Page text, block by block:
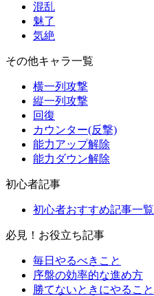
混乱
魅了
気絶
その他キャラ一覧
横一列攻撃
縦一列攻撃
回復
カウンター(反撃)
能力アップ解除
能力ダウン解除
初心者記事
初心者おすすめ記事一覧
必見！お役立ち記事
毎日やるべきこと
序盤の効率的な進め方
勝てないときにやること